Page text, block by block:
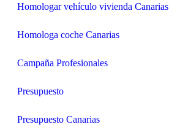
Homologar vehículo vivienda Canarias
Homologa coche Canarias
Campaña Profesionales
Presupuesto
Presupuesto Canarias